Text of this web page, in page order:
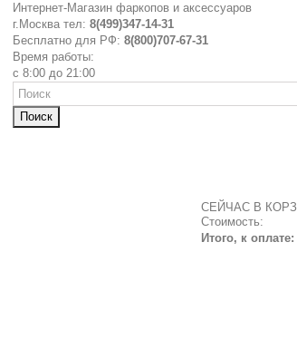
Интернет-Магазин фаркопов и аксессуаров
г.Москва тел: 8(499)347-14-31
Бесплатно для РФ: 8(800)707-67-31
Время работы:
с 8:00 до 21:00
Поиск
СЕЙЧАС В
Стоимость:
Итого, к оплате: